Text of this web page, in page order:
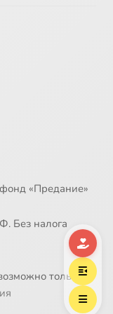
«Предание»
Без налога
только в